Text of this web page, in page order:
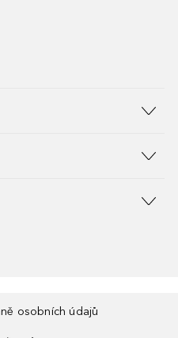
osobních údajů